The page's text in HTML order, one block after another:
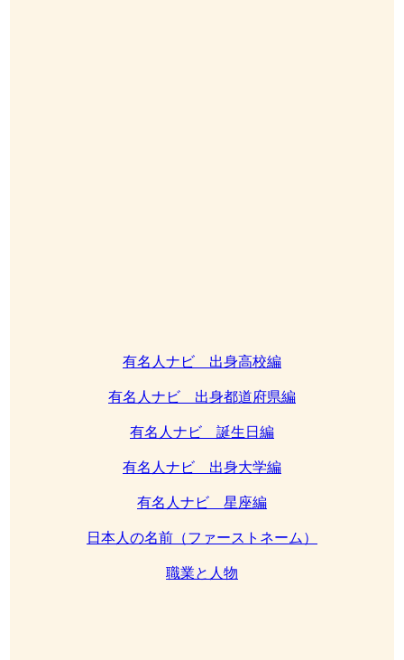
有名人ナビ 出身高校編
有名人ナビ 出身都道府県編
有名人ナビ 誕生日編
有名人ナビ 出身大学編
有名人ナビ 星座編
日本人の名前（ファーストネーム）
職業と人物